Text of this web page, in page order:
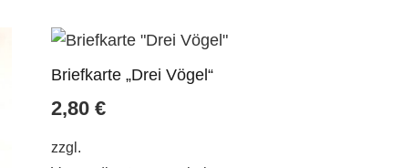
Briefkarte „Drei Vögel“
2,80 €
zzgl.